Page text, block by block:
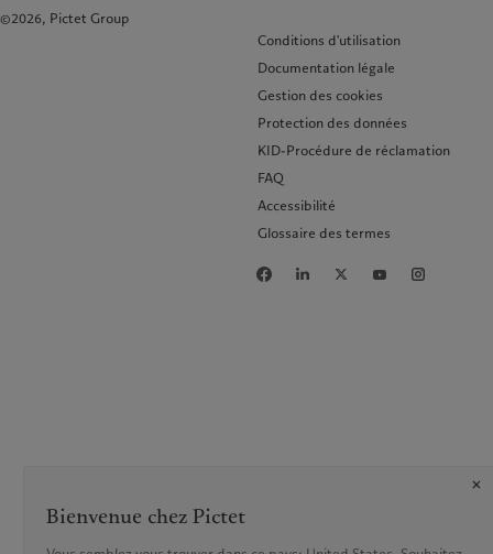
©2026, Pictet Group
Conditions d'utilisation
Documentation légale
Gestion des cookies
Protection des données
KID-Procédure de réclamation
FAQ
Accessibilité
Glossaire des termes
Bienvenue chez Pictet